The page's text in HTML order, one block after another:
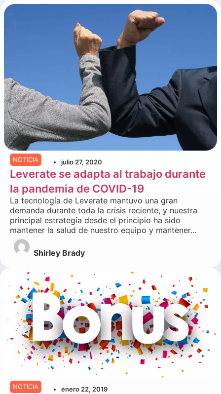
NOTICIA julio 27, 2020
Leverate se adapta al trabajo durante
la pandemia de COVID-19
La tecnología de Leverate mantuvo una gran
demanda durante toda la crisis reciente, y nuestra
principal estrategia desde el principio ha sido
mantener la salud de nuestro equipo y mantener...
Shirley Brady
NOTICIA enero 22, 2019